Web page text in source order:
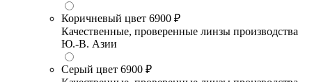
Коричневый цвет 6900 ₽
Качественные, проверенные линзы производства
Ю.-В. Азии
Серый цвет 6900 ₽